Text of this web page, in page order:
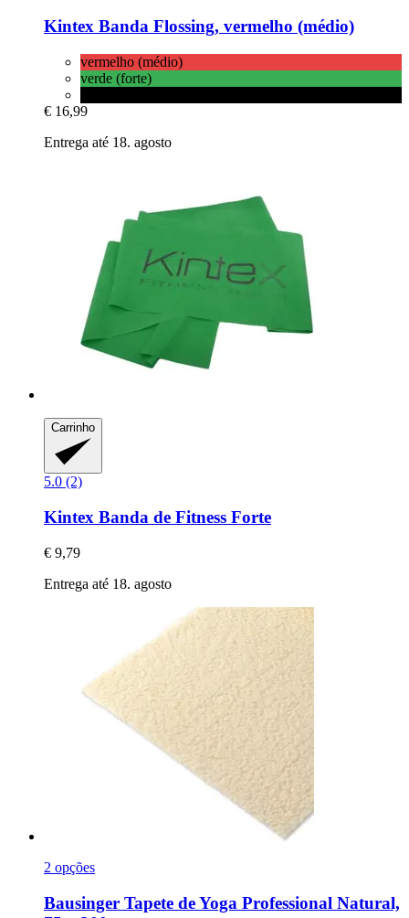
Kintex Banda Flossing, vermelho (médio)
vermelho (médio)
verde (forte)
€ 16,99
Entrega até 18. agosto
Carrinho
5.0 (2)
Kintex Banda de Fitness Forte
€ 9,79
Entrega até 18. agosto
2 opções
Bausinger Tapete de Yoga Professional Natural,